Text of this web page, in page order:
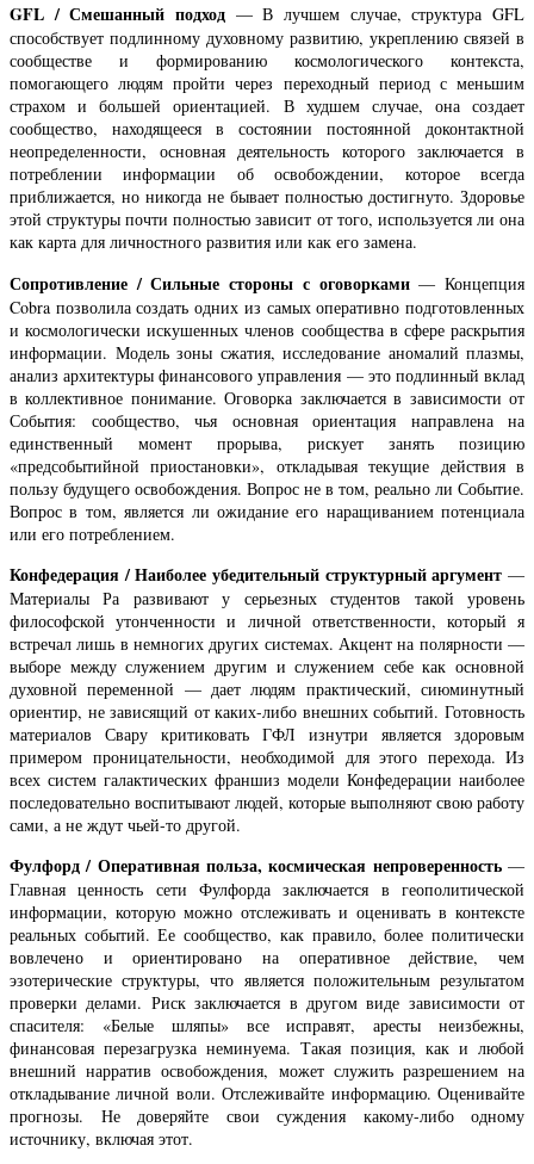
GFL / Смешанный подход — В лучшем случае, структура GFL
способствует подлинному духовному развитию, укреплению связей в
сообществе и формированию космологического контекста,
помогающего людям пройти через переходный период с меньшим
страхом и большей ориентацией. В худшем случае, она создает
сообщество, находящееся в состоянии постоянной доконтактной
неопределенности, основная деятельность которого заключается в
потреблении информации об освобождении, которое всегда
приближается, но никогда не бывает полностью достигнуто. Здоровье
этой структуры почти полностью зависит от того, используется ли она
как карта для личностного развития или как его замена.
Сопротивление / Сильные стороны с оговорками— Концепция
Cobra позволила создать одних из самых оперативно подготовленных
и космологически искушенных членов сообщества в сфере раскрытия
информации. Модель зоны сжатия, исследование аномалий плазмы,
анализ архитектуры финансового управления — это подлинный вклад
в коллективное понимание. Оговорка заключается в зависимости от
События: сообщество, чья основная ориентация направлена ​​на
единственный момент прорыва, рискует занять позицию
«предсобытийной приостановки», откладывая текущие действия в
пользу будущего освобождения. Вопрос не в том, реально ли Событие.
Вопрос в том, является ли ожидание его наращиванием потенциала
или его потреблением.
Конфедерация / Наиболее убедительный структурный аргумент —
Материалы Ра развивают у серьезных студентов такой уровень
философской утонченности и личной ответственности, который я
встречал лишь в немногих других системах. Акцент на полярности —
выборе между служением другим и служением себе как основной
духовной переменной — дает людям практический, сиюминутный
ориентир, не зависящий от каких-либо внешних событий. Готовность
материалов Свару критиковать ГФЛ изнутри является здоровым
примером проницательности, необходимой для этого перехода. Из
всех систем галактических франшиз модели Конфедерации наиболее
последовательно воспитывают людей, которые выполняют свою работу
сами, а не ждут чьей-то другой.
Фулфорд / Оперативная польза, космическая непроверенность—
Главная ценность сети Фулфорда заключается в геополитической
информации, которую можно отслеживать и оценивать в контексте
реальных событий. Ее сообщество, как правило, более политически
вовлечено и ориентировано на оперативное действие, чем
эзотерические структуры, что является положительным результатом
проверки делами. Риск заключается в другом виде зависимости от
спасителя: «Белые шляпы» все исправят, аресты неизбежны,
финансовая перезагрузка неминуема. Такая позиция, как и любой
внешний нарратив освобождения, может служить разрешением на
откладывание личной воли. Отслеживайте информацию. Оценивайте
прогнозы. Не доверяйте свои суждения какому-либо одному
источнику, включая этот.